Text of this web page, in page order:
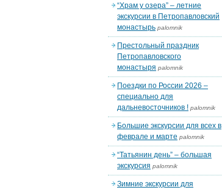
“Храм у озера” – летние
экскурсии в Петропавловский
монастырь palomnik
Престольный праздник
Петропавловского
монастыря palomnik
Поездки по России 2026 –
специально для
дальневосточников ! palomnik
Большие экскурсии для всех в
феврале и марте palomnik
“Татьянин день” – большая
экскурсия palomnik
Зимние экскурсии для